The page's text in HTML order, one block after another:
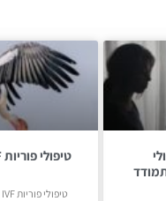
טיפולי פוריות IVF שאלות